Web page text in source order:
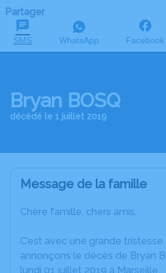
Partager
SMS WhatsApp Facebook
Bryan BOSQ
décédé le 1 juillet 2019
Message de la famille
Chère famille, chers amis,
C’est avec une grande
annonçons le décès de Bryan
lundi 01 juillet 2019 à Marseille.